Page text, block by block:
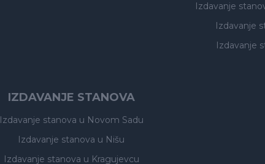
Izdavanje
Izdavanje
Izdavanje
IZDAVANJE STANOVA
Izdavanje stanova u Novom Sadu
Izdavanje stanova u Nišu
Izdavanje stanova u Kragujevcu